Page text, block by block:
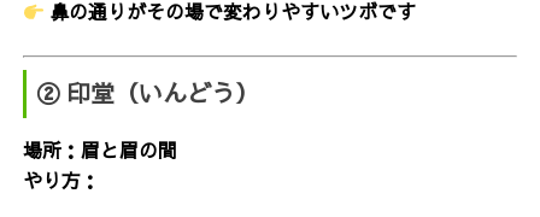
鼻の通りがその場で変わりやすいツボです
② 印堂（いんどう）
場所：眉と眉の間
やり方：